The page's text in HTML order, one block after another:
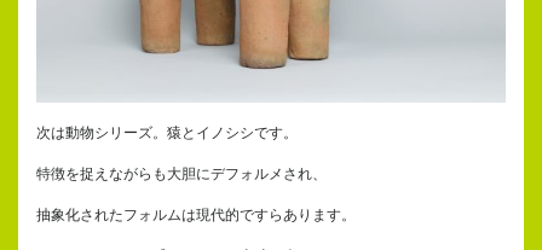
次は動物シリーズ。猿とイノシシです。
特徴を捉えながらも大胆にデフォルメされ、
抽象化されたフォルムは現代的ですらあります。